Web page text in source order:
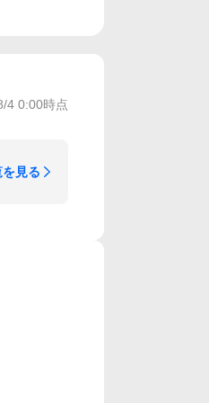
4 0:00時点
見る